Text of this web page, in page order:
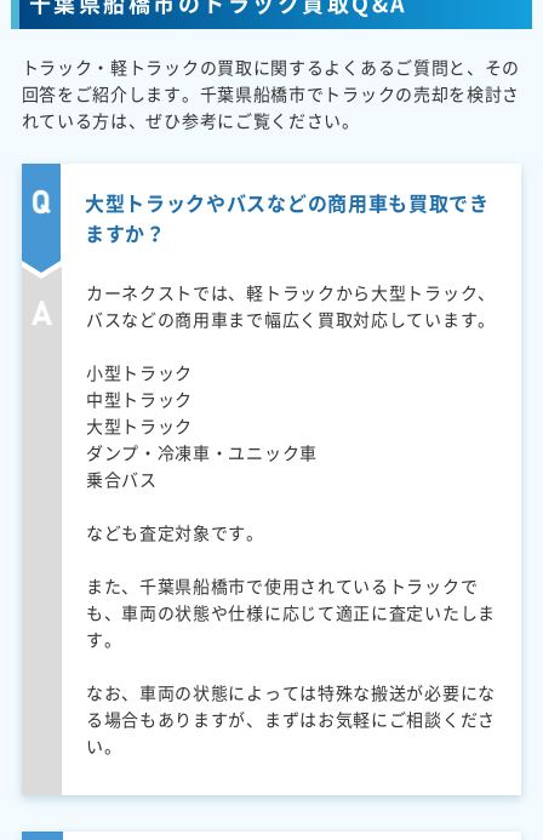
トラック・軽トラックの買取に関するよくあるご質問と、その
回答をご紹介します。千葉県船橋市でトラックの売却を検討さ
れている方は、ぜひ参考にご覧ください。
大型トラックやバスなどの商用車も買取でき
ますか？
カーネクストでは、軽トラックから大型トラック、
バスなどの商用車まで幅広く買取対応しています。
小型トラック
中型トラック
大型トラック
ダンプ・冷凍車・ユニック車
乗合バス
なども査定対象です。
また、千葉県船橋市で使用されているトラックで
も、車両の状態や仕様に応じて適正に査定いたしま
す。
なお、車両の状態によっては特殊な搬送が必要にな
る場合もありますが、まずはお気軽にご相談くださ
い。